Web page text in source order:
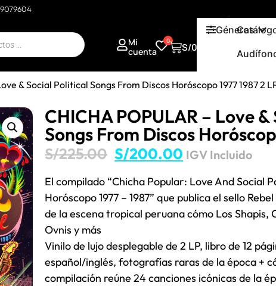
Mi
cuenta
0
S/0.00
Géneros
& Social Political Songs From Discos Horóscopo 1977 1987 2
CHICHA POPULAR – Love
Songs From Discos
S/225.00 S/200.00 IGV Incluido
El compilado “Chicha Popular: Love And Social
Horóscopo 1977 – 1987” que publica el sello
de la escena tropical peruana cómo Los Shapis,
Ovnis y más
Vinilo de lujo desplegable de 2 LP, libro de 12
español/inglés, fotografías raras de la época +
compilación reúne 24 canciones icónicas de la